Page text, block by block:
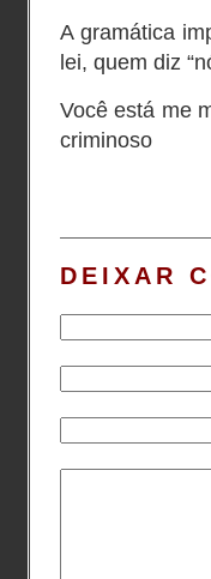
A gramática
lei, quem diz
Você está me
criminoso
DEIXAR